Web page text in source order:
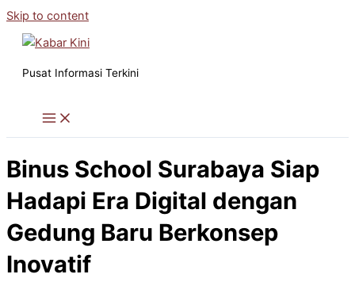
Skip to content
Pusat Informasi Terkini
Binus School Surabaya Siap
Hadapi Era Digital dengan
Gedung Baru Berkonsep
Inovatif